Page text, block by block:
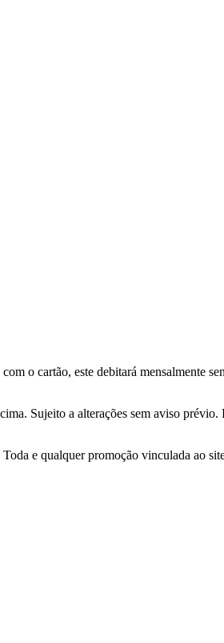
o cartão, este debitará mensalmente
Sujeito a alterações sem aviso
e qualquer promoção vinculada ao